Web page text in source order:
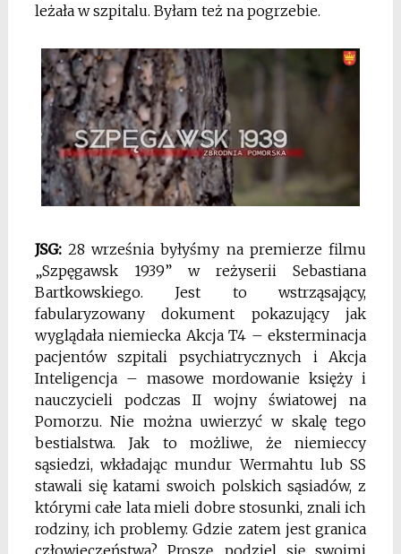
leżała w szpitalu. Byłam też na pogrzebie.
JSG:28 września byłyśmy na premierze filmu
„Szpęgawsk 1939” w reżyserii Sebastiana
Bartkowskiego. Jest to wstrząsający,
fabularyzowany dokument pokazujący jak
wyglądała niemiecka Akcja T4 – eksterminacja
pacjentów szpitali psychiatrycznych i Akcja
Inteligencja – masowe mordowanie księży i
nauczycieli podczas II wojny światowej na
Pomorzu. Nie można uwierzyć w skalę tego
bestialstwa. Jak to możliwe, że niemieccy
sąsiedzi, wkładając mundur Wermahtu lub SS
stawali się katami swoich polskich sąsiadów, z
którymi całe lata mieli dobre stosunki, znali ich
rodziny, ich problemy. Gdzie zatem jest granica
człowieczeństwa? Proszę, podziel się swoimi